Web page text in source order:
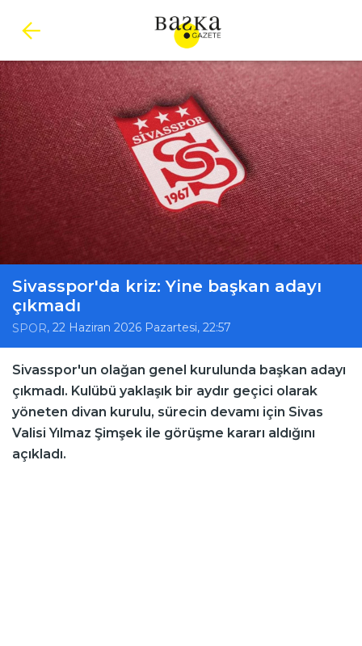
Sivasspor'da kriz: Yine başkan adayı
çıkmadı
SPOR, 22 Haziran 2026 Pazartesi, 22:57
Sivasspor'un olağan genel kurulunda başkan adayı
çıkmadı. Kulübü yaklaşık bir aydır geçici olarak
yöneten divan kurulu, sürecin devamı için Sivas
Valisi Yılmaz Şimşek ile görüşme kararı aldığını
açıkladı.